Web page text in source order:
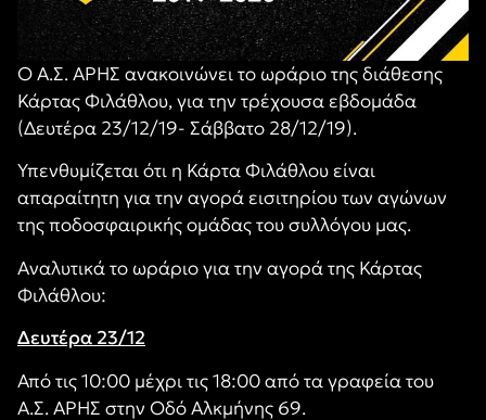
Ο Α.Σ. ΑΡΗΣ ανακοινώνει το ωράριο της διάθεσης
Κάρτας Φιλάθλου, για την τρέχουσα εβδομάδα
(Δευτέρα 23/12/19- Σάββατο 28/12/19).
Υπενθυμίζεται ότι η Κάρτα Φιλάθλου είναι
απαραίτητη για την αγορά εισιτηρίου των αγώνων
της ποδοσφαιρικής ομάδας του συλλόγου μας.
Αναλυτικά το ωράριο για την αγορά της Κάρτας
Φιλάθλου:
Δευτέρα 23/12
Από τις 10:00 μέχρι τις 18:00 από τα γραφεία του
Α.Σ. ΑΡΗΣ στην Οδό Αλκμήνης 69.